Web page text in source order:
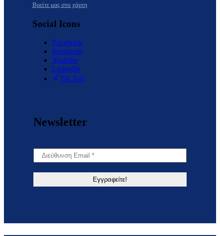
Βρείτε μας στο χάρτη
Social Icons
Facebook
Instagram
Youtube
LinkedIn
Tik Tok
Newsletter